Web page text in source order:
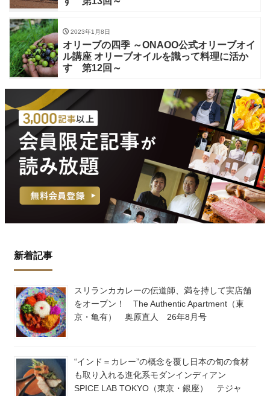
2023年1月8日
オリーブの四季 ～ONAOO公式オリーブオイ
ル講座 オリーブオイルを識って料理に活か
す 第12回～
新着記事
スリランカカレーの伝道師、満を持して実店舗
をオープン！ The Authentic Apartment（東
京・亀有） 奥原直人 26年8月号
“インド＝カレー”の概念を覆し日本の旬の食材
も取り入れる進化系モダンインディアン
SPICE LAB TOKYO（東京・銀座） テジャ